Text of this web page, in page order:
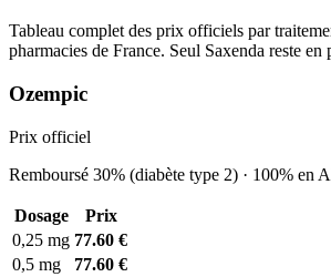
Tableau complet des prix officiels par
pharmacies de France. Seul Saxenda reste
Ozempic
Prix officiel
Remboursé 30% (diabète type 2) · 100% en
Dosage
Prix
0,25 mg 77.60 €
0,5 mg
77.60 €